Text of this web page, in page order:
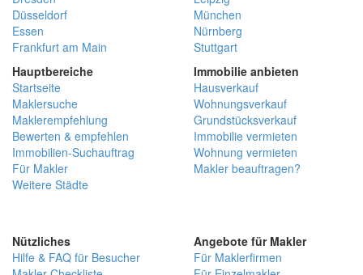
Düsseldorf
Essen
Frankfurt am Main
München
Nürnberg
Stuttgart
Hauptbereiche
Startseite
Maklersuche
Maklerempfehlung
Bewerten & empfehlen
Immobilien-Suchauftrag
Für Makler
Weitere Städte
Immobilie anbieten
Hausverkauf
Wohnungsverkauf
Grundstücksverkauf
Immobilie vermieten
Wohnung vermieten
Makler beauftragen?
Nützliches
Hilfe & FAQ für Besucher
Angebote für Makler
Für Maklerfirmen